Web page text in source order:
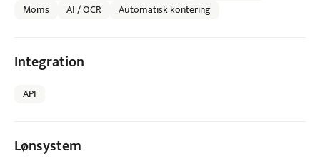
Moms
AI / OCR Automatisk kontering
Integration
API
Lønsystem